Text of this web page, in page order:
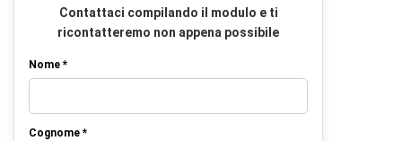
Contattaci compilando il modulo e ti
ricontatteremo non appena possibile
Nome *
Cognome *